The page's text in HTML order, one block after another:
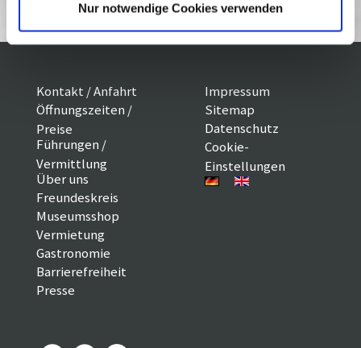
Nur notwendige Cookies verwenden
Kontakt / Anfahrt
Öffnungszeiten /
Preise
Führungen /
Vermittlung
Über uns
Freundeskreis
Museumsshop
Vermietung
Gastronomie
Barrierefreiheit
Presse
Impressum
Sitemap
Datenschutz
Cookie-
Einstellungen